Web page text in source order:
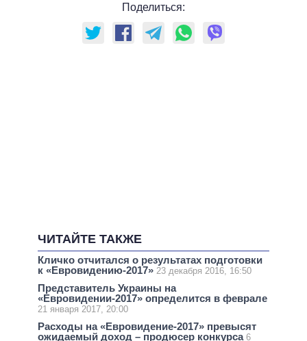
Поделиться:
ЧИТАЙТЕ ТАКЖЕ
Кличко отчитался о результатах подготовки
к «Евровидению-2017» 23 декабря 2016, 16:50
Представитель Украины на
«Евровидении-2017» определится в феврале
21 января 2017, 20:00
Расходы на «Евровидение-2017» превысят
ожидаемый доход – продюсер конкурса 6